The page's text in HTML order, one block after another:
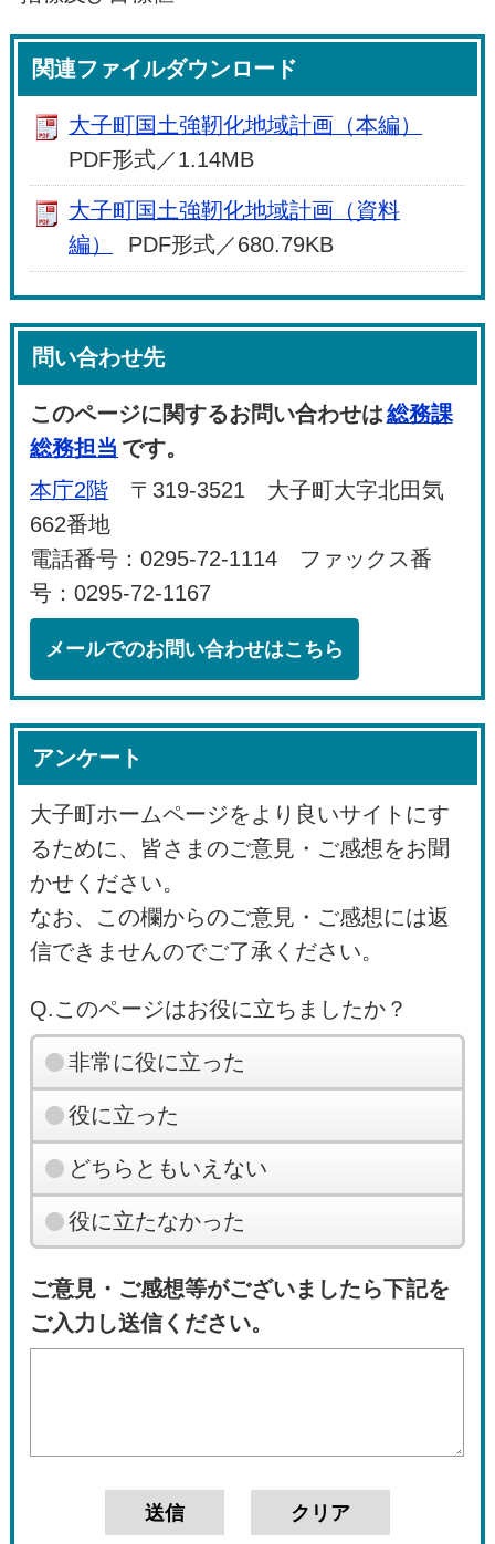
関連ファイルダウンロード
大子町国土強靭化地域計画（本編）
PDF形式／1.14MB
大子町国土強靭化地域計画（資料
編）
PDF形式／680.79KB
問い合わせ先
このページに関するお問い合わせは総務課
総務担当 です。
本庁2階 〒319-3521 大子町大字北田気
662番地
電話番号：0295-72-1114 ファックス番
号：0295-72-1167
メールでのお問い合わせはこちら
アンケート
大子町ホームページをより良いサイトにす
るために、皆さまのご意見・ご感想をお聞
かせください。
なお、この欄からのご意見・ご感想には返
信できませんのでご了承ください。
Q.このページはお役に立ちましたか？
非常に役に立った
役に立った
どちらともいえない
役に立たなかった
ご意見・ご感想等がございましたら下記を
ご入力し送信ください。